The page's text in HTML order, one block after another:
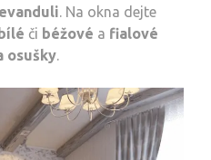
. Na okna dejte
bílé či béžové a fialové
osušky.